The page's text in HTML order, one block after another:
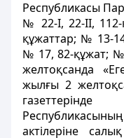
Республикасы
№ 22-І, 22-II,
құжаттар; № 13-
№ 17, 82-құжат;
желтоқсанда
жылғы 2
газеттерінде
актілеріне